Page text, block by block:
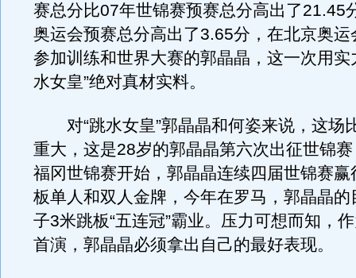
赛总分比07年世锦赛预赛总分高出了21.45
奥运会预赛总分高出了3.65分，在北京奥运
参加训练和世界大赛的郭晶晶，这一次用实
水女皇”绝对真材实料。
对“跳水女皇”郭晶晶和何姿来说，这场
重大，这是28岁的郭晶晶第六次出征世锦
福冈世锦赛开始，郭晶晶连续四届世锦赛赢
板单人和双人金牌，今年在罗马，郭晶晶的
子3米跳板“五连冠”霸业。压力可想而知，
首演，郭晶晶必须拿出自己的最好表现。